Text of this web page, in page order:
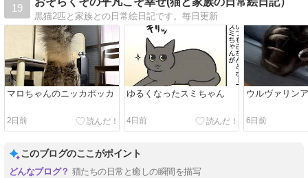
19
黒猫2匹と家族との日常絵日記です。毎日更新
マロちゃんのニッカポッカ
2日前
ゆるくなったスミちゃん
4日前
ウルヴァリン
6日前
このブログのここがポイント
猫たちの日常と癒しの瞬間を描写